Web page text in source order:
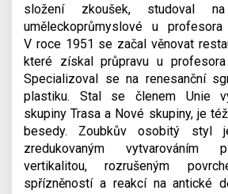
složení zkoušek, studoval
uměleckoprůmyslové u
V roce 1951 se začal věnovat
které získal průpravu u profesora
Specializoval se na renesanční
plastiku. Stal se členem Unie
skupiny Trasa a Nové skupiny, je
besedy. Zoubkův osobitý styl
zredukovaným vytvarováním
vertikalitou, rozrušeným
spřízněností a reakcí na antické